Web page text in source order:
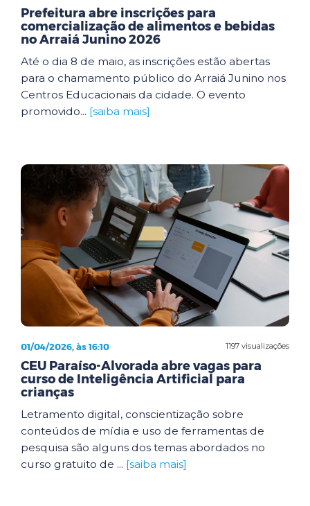
Prefeitura abre inscrições para
comercialização de alimentos e bebidas
no Arraiá Junino 2026
Até o dia 8 de maio, as inscrições estão abertas
para o chamamento público do Arraiá Junino nos
Centros Educacionais da cidade. O evento
promovido... [saiba mais]
1197 visualizações
01/04/2026, às 16:10
CEU Paraíso-Alvorada abre vagas para
curso de Inteligência Artificial para
crianças
Letramento digital, conscientização sobre
conteúdos de mídia e uso de ferramentas de
pesquisa são alguns dos temas abordados no
curso gratuito de ... [saiba mais]